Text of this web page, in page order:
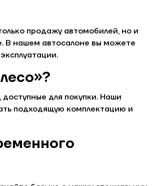
продажу автомобилей, но и
В нашем автосалоне вы можете
для покупки. Наши
подходящую комплектацию и